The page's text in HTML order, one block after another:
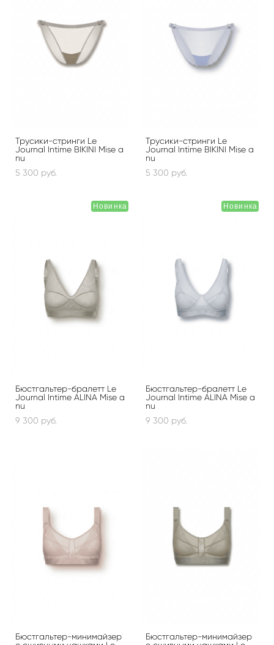
Трусики-стринги Le
Journal Intime BIKINI Mise a
nu
5 300 pуб.
Трусики-стринги Le
Journal Intime BIKINI Mise a
nu
5 300 pуб.
Новинка
Бюстгальтер-бралетт Le
Journal Intime ALINA Mise a
nu
9 300 pуб.
Новинка
Бюстгальтер-бралетт Le
Journal Intime ALINA Mise a
nu
9 300 pуб.
Бюстгальтер-минимайзер
Бюстгальтер-минимайзер